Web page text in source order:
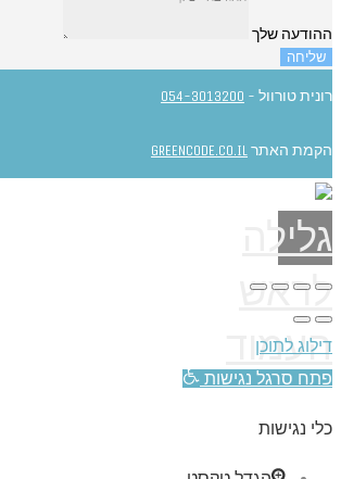
ההודעה שלך
שליחה
רונית טורוול - 054-3013200
הקמת האתרGREENCODE.CO.IL
גלילה
לראש
העמוד
דילוג לתוכן
פתח סרגל נגישות
כלי נגישות